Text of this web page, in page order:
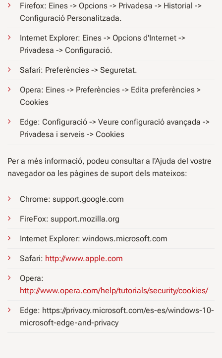
Firefox: Eines -> Opcions -> Privadesa -> Historial ->
Configuració Personalitzada.
Internet Explorer: Eines -> Opcions d'Internet ->
Privadesa -> Configuració.
Safari: Preferències -> Seguretat.
Opera: Eines -> Preferències -> Edita preferències >
Cookies
Edge: Configuració -> Veure configuració avançada ->
Privadesa i serveis -> Cookies
Per a més informació, podeu consultar a l'Ajuda del vostre
navegador oa les pàgines de suport dels mateixos:
Chrome: support.google.com
FireFox: support.mozilla.org
Internet Explorer: windows.microsoft.com
Safari: http://www.apple.com
Opera:
http://www.opera.com/help/tutorials/security/cookies/
Edge: https://privacy.microsoft.com/es-es/windows-10-
microsoft-edge-and-privacy